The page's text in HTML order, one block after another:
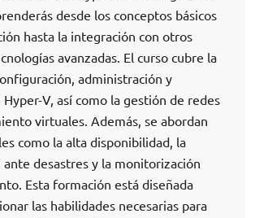
desde los conceptos básicos
hasta la integración con otros
avanzadas. El curso cubre la
administración y
V, así como la gestión de redes
virtuales. Además, se abordan
como la alta disponibilidad, la
ante desastres y la monitorización
Esta formación está diseñada
las habilidades necesarias para